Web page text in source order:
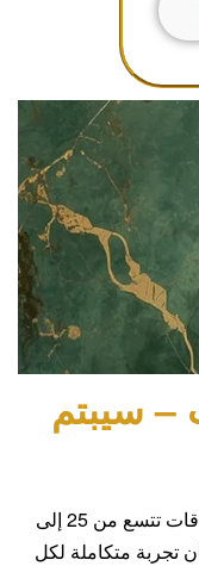
– سيبتم
صُممت خدمة الضيافة لدينا لتقديم تجربة أنيقة وسلسة لا تُنسى لضيوفك، مع باقات تتسع من 25 إلى
تجربة متكاملة لكل